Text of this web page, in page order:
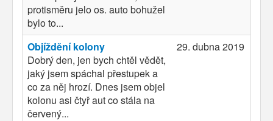
protisměru jelo os. auto bohužel
bylo to...
Objíždění kolony
Dobrý den, jen bych chtěl vědět,
jaký jsem spáchal přestupek a
co za něj hrozí. Dnes jsem objel
kolonu asi čtyř aut co stála na
červený...
29. dubna 2019